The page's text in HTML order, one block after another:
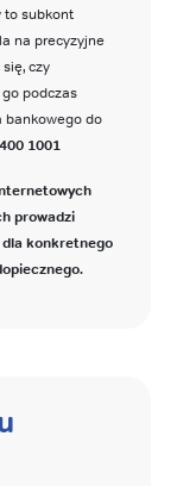
to subkont
na precyzyjne
czy
podczas
bankowego do
1001
prowadzi
dla konkretnego